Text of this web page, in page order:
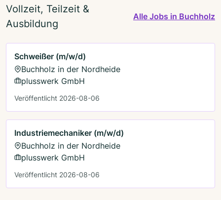
Vollzeit, Teilzeit &
Ausbildung
Alle Jobs in Buchholz
Schweißer (m/w/d)
Buchholz in der Nordheide
plusswerk GmbH
Veröffentlicht 2026-08-06
Industriemechaniker (m/w/d)
Buchholz in der Nordheide
plusswerk GmbH
Veröffentlicht 2026-08-06